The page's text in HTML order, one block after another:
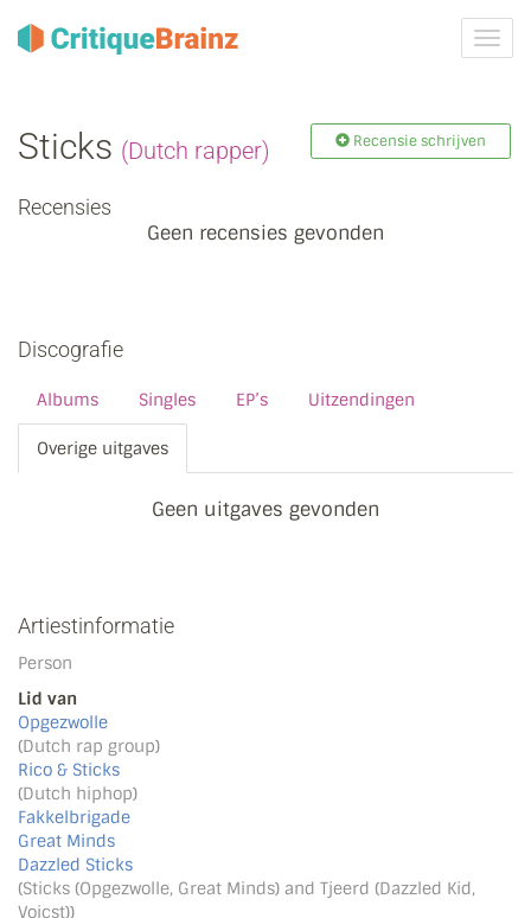
Sticks (Dutch rapper) Recensie schrijven
Recensies
Geen recensies gevonden
Discografie
Albums Singles EP’s Uitzendingen
Overige uitgaves
Geen uitgaves gevonden
Artiestinformatie
Person
Lid van
Opgezwolle
(Dutch rap group)
Rico & Sticks
(Dutch hiphop)
Fakkelbrigade
Great Minds
Dazzled Sticks
(Sticks (Opgezwolle, Great Minds) and Tjeerd (Dazzled Kid,
Voicst))